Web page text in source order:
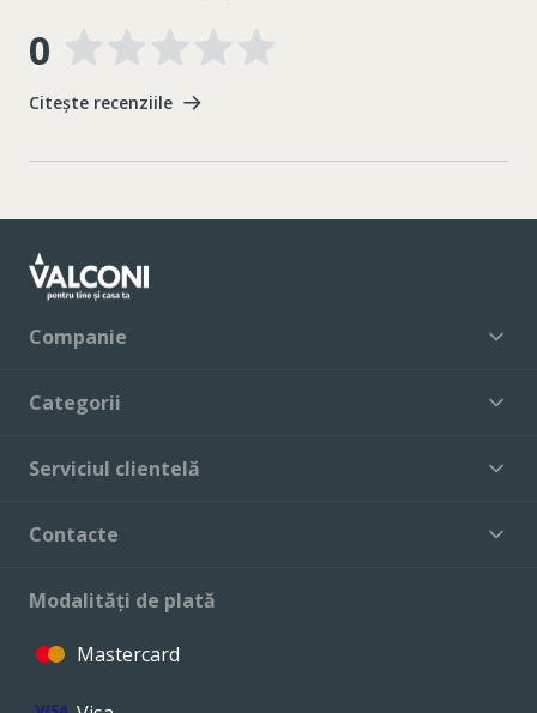
0
Citește recenziile
Companie
Categorii
Serviciul clientelă
Contacte
Modalități de plată
Mastercard